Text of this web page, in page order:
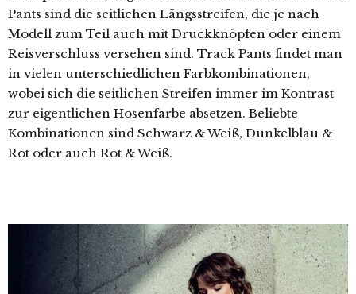
Pants sind die seitlichen Längsstreifen, die je nach
Modell zum Teil auch mit Druckknöpfen oder einem
Reisverschluss versehen sind. Track Pants findet man
in vielen unterschiedlichen Farbkombinationen,
wobei sich die seitlichen Streifen immer im Kontrast
zur eigentlichen Hosenfarbe absetzen. Beliebte
Kombinationen sind Schwarz & Weiß, Dunkelblau &
Rot oder auch Rot & Weiß.